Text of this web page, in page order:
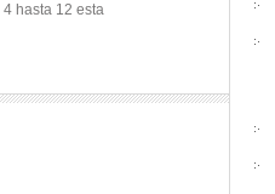
hasta 12 esta